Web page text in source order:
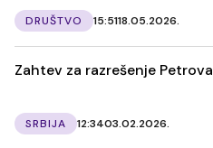
DRUŠTVO 15:5118.05.2026.
Zahtev za razrešenje Petrova
SRBIJA 12:3403.02.2026.